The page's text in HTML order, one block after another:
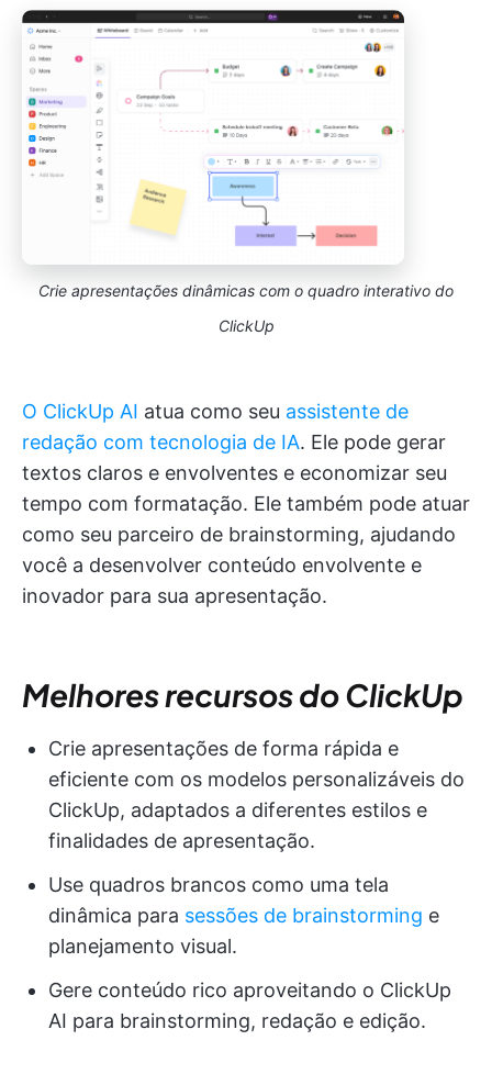
Crie apresentações dinâmicas com o quadro interativo do
ClickUp
O ClickUp AI atua como seu assistente de
redação com tecnologia de IA. Ele pode gerar
textos claros e envolventes e economizar seu
tempo com formatação. Ele também pode atuar
como seu parceiro de brainstorming, ajudando
você a desenvolver conteúdo envolvente e
inovador para sua apresentação.
Melhores recursos do ClickUp
Crie apresentações de forma rápida e
eficiente com os modelos personalizáveis do
ClickUp, adaptados a diferentes estilos e
finalidades de apresentação.
Use quadros brancos como uma tela
dinâmica para sessões de brainstorming e
planejamento visual.
Gere conteúdo rico aproveitando o ClickUp
AI para brainstorming, redação e edição.